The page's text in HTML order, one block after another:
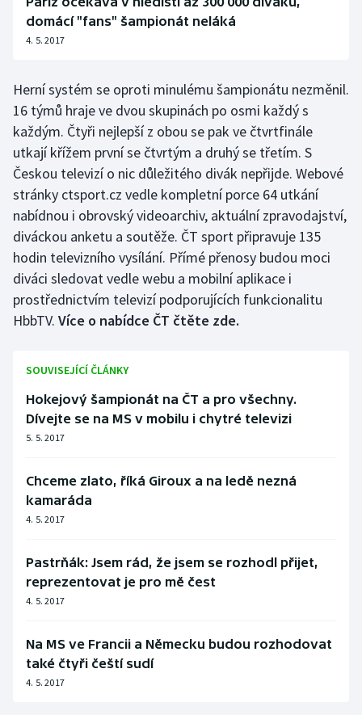
domácí "fans" šampionát neláká
4. 5. 2017
Herní systém se oproti minulému šampionátu nezměnil.
16 týmů hraje ve dvou skupinách po osmi každý s
každým. Čtyři nejlepší z obou se pak ve čtvrtfinále
utkají křížem první se čtvrtým a druhý se třetím. S
Českou televizí o nic důležitého divák nepřijde. Webové
stránky ctsport.cz vedle kompletní porce 64 utkání
nabídnou i obrovský videoarchiv, aktuální zpravodajství,
diváckou anketu a soutěže. ČT sport připravuje 135
hodin televizního vysílání. Přímé přenosy budou moci
diváci sledovat vedle webu a mobilní aplikace i
prostřednictvím televizí podporujících funkcionalitu
HbbTV. Více o nabídce ČT čtěte zde.
SOUVISEJÍCÍ ČLÁNKY
Hokejový šampionát na ČT a pro všechny.
Dívejte se na MS v mobilu i chytré televizi
5. 5. 2017
Chceme zlato, říká Giroux a na ledě nezná
kamaráda
4. 5. 2017
Pastrňák: Jsem rád, že jsem se rozhodl přijet,
reprezentovat je pro mě čest
4. 5. 2017
Na MS ve Francii a Německu budou rozhodovat
také čtyři čeští sudí
4. 5. 2017